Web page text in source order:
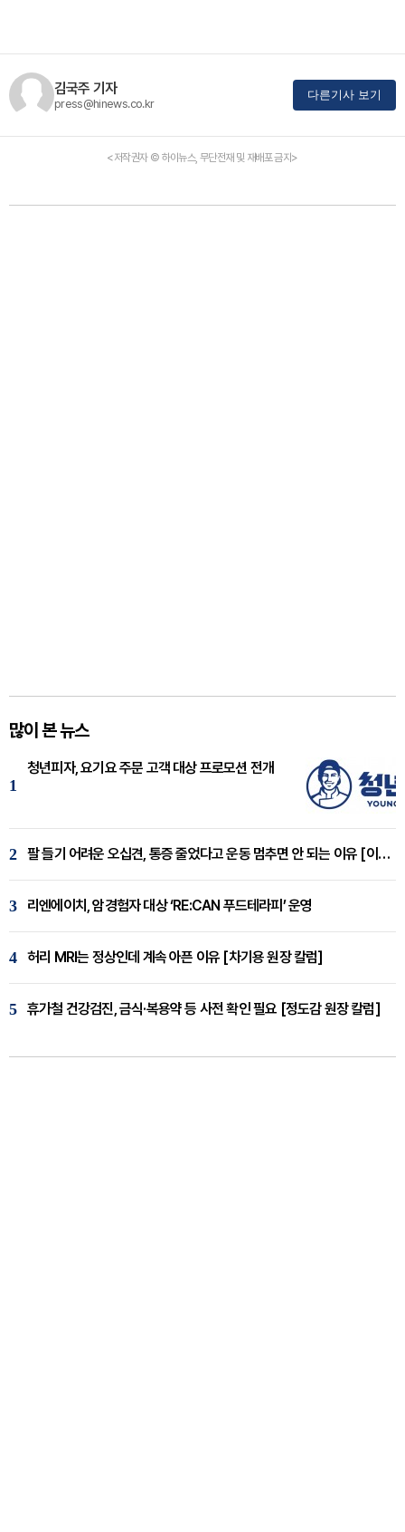
김국주 기자
press@hinews.co.kr
다른기사 보기
<저작권자 © 하이뉴스, 무단전재 및 재배포 금지>
많이 본 뉴스
1
청년피자, 요기요 주문 고객 대상 프로모션 전개
2 팔 들기 어려운 오십견, 통증 줄었다고 운동 멈추면 안 되는 이유 [이병욱 원장 칼럼]
3 리엔에이치, 암경험자 대상 ‘RE:CAN 푸드테라피’ 운영
4 허리 MRI는 정상인데 계속 아픈 이유 [차기용 원장 칼럼]
5 휴가철 건강검진, 금식·복용약 등 사전 확인 필요 [정도감 원장 칼럼]